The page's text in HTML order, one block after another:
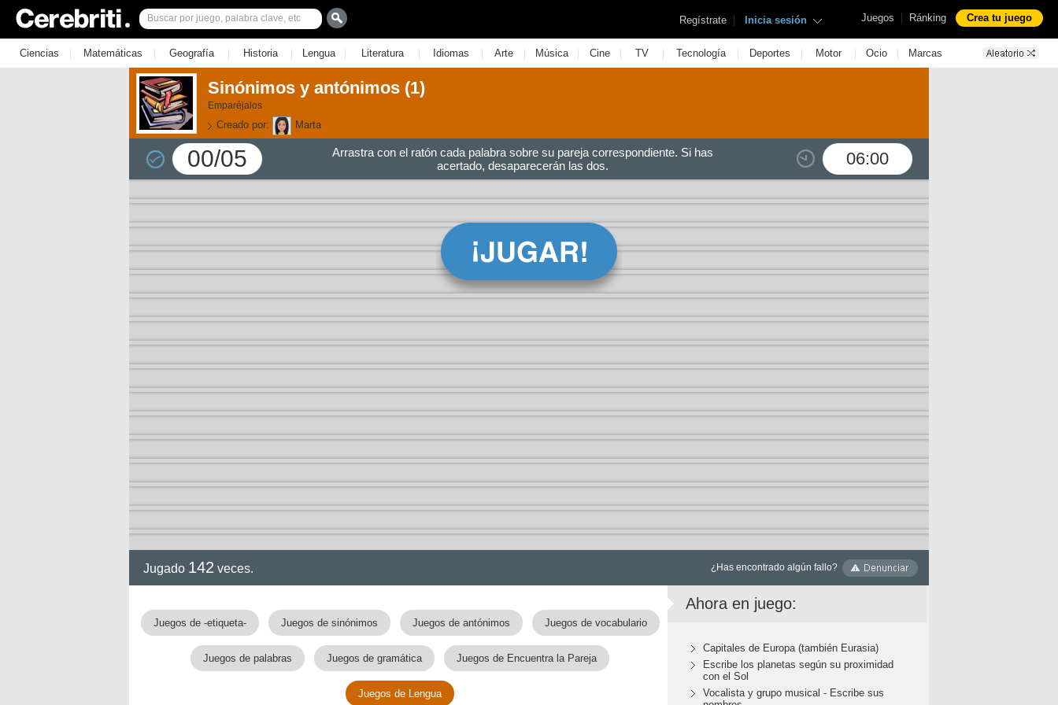
Juegos | Ránking Crea tu juego
Regístrate | Inicia sesión
Ciencias | Matemáticas | Geografía | Historia | Lengua | Literatura | Idiomas | Arte | Música | Cine | TV | Tecnología | Deportes | Motor | Ocio | Marcas
Sinónimos y antónimos (1)
Emparéjalos
Creado por: Marta
00/05 06:00
Arrastra con el ratón cada palabra sobre su pareja correspondiente. Si has
acertado, desaparecerán las dos.
Jugado 142 veces. ¿Has encontrado algún fallo?
Juegos de -etiqueta- Juegos de sinónimos Juegos de antónimos Juegos de vocabulario
Juegos de palabras Juegos de gramática Juegos de Encuentra la Pareja
Juegos de Lengua
Ahora en juego:
Capitales de Europa (también Eurasia)
Escribe los planetas según su proximidad
con el Sol
Vocalista y grupo musical - Escribe sus